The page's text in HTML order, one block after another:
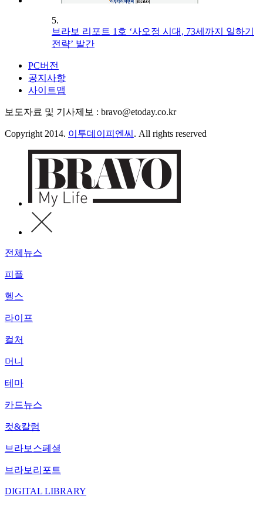
5.
브라보 리포트 1호 ‘사오정 시대, 73세까지 일하기
전략’ 발간
PC버전
공지사항
사이트맵
보도자료 및 기사제보 : bravo@etoday.co.kr
Copyright 2014. 이투데이피엔씨 . All rights reserved
전체뉴스
피플
헬스
라이프
컬처
머니
테마
카드뉴스
컷&칼럼
브라보스페셜
브라보리포트
DIGITAL LIBRARY